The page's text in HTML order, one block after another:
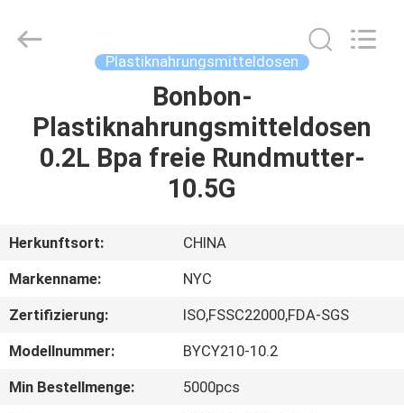
PRODUKTE
UNS
AUSFLUG
QUALITÄTSKONTROLLE
Co.,Ltd..
Plastiknahrungsmitteldosen
Bonbon-
Plastiknahrungsmitteldosen
0.2L Bpa freie Rundmutter-
10.5G
Herkunftsort:
CHINA
Markenname:
NYC
Zertifizierung:
ISO,FSSC22000,FDA-SGS
Modellnummer:
BYCY210-10.2
Min Bestellmenge:
5000pcs